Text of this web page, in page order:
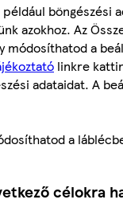
böngészési
azokhoz. Az
módosíthatod a
linkre
adataidat. A
a
célokra